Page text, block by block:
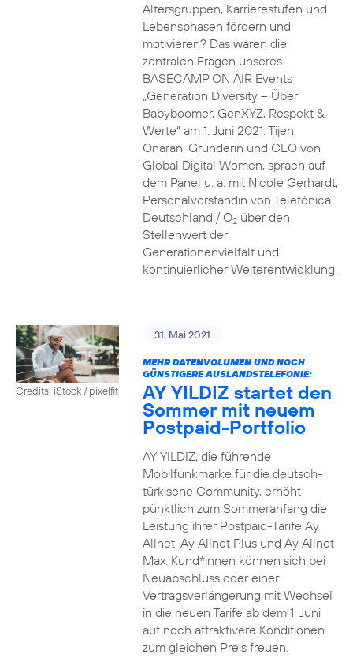
Altersgruppen, Karrierestufen und
Lebensphasen fördern und
motivieren? Das waren die
zentralen Fragen unseres
BASECAMP ON AIR Events
„Generation Diversity – Über
Babyboomer, GenXYZ, Respekt &
Werte“ am 1. Juni 2021. Tijen
Onaran, Gründerin und CEO von
Global Digital Women, sprach auf
dem Panel u. a. mit Nicole Gerhardt,
Personalvorständin von Telefónica
Deutschland / O2über den
Stellenwert der
Generationenvielfalt und
kontinuierlicher Weiterentwicklung.
Credits: iStock / pixelfit
31. Mai 2021
MEHR DATENVOLUMEN UND NOCH
GÜNSTIGERE AUSLANDSTELEFONIE:
AY YILDIZ startet den
Sommer mit neuem
Postpaid-Portfolio
AY YILDIZ, die führende
Mobilfunkmarke für die deutsch-
türkische Community, erhöht
pünktlich zum Sommeranfang die
Leistung ihrer Postpaid-Tarife Ay
Allnet, Ay Allnet Plus und Ay Allnet
Max. Kund*innen können sich bei
Neuabschluss oder einer
Vertragsverlängerung mit Wechsel
in die neuen Tarife ab dem 1. Juni
auf noch attraktivere Konditionen
zum gleichen Preis freuen.